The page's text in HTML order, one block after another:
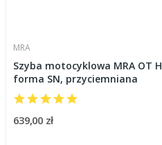
MRA
Szyba motocyklowa MRA OT
forma SN, przyciemniana
639,00 zł